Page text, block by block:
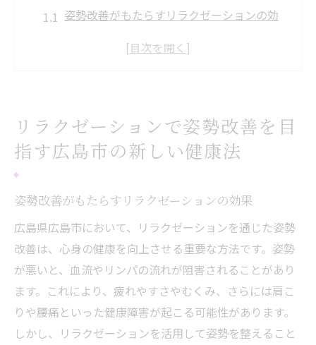
姿勢改善がもたらすリラクゼーションの効
広島市での姿勢ケアの重要性を理解する
広島市での姿勢改善に役立つリラクゼーシ
ョン施術
に与える影響
広島市での姿勢改善を支える専門家の存在
広島市でリラクゼーション姿勢改善がもたらす
健康効果
姿勢改善による血流改善効果
リンパの流れを促進するリラクゼーション
の秘密
リラクゼーションで姿勢改善を目
指す広島市の新しい健康法
姿勢改善がもたらすリラクゼーションの効果
広島県広島市において、リラクゼーションを通じた姿勢
改善は、心身の健康を向上させる重要な方法です。姿勢
が悪いと、血流やリンパの流れが阻害されることがあり
ます。これにより、疲れやすさやむくみ、さらには肩こ
りや腰痛といった健康障害が起こる可能性があります。
しかし、リラクゼーションを活用して姿勢を整えること